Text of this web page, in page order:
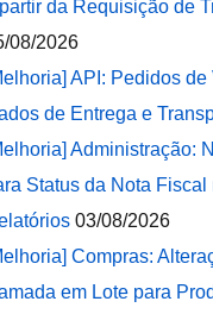
da Requisição de
08/2026
API: Pedidos
de Entrega e
Administração:
Status da Nota
03/08/2026
Compras:
em Lote para